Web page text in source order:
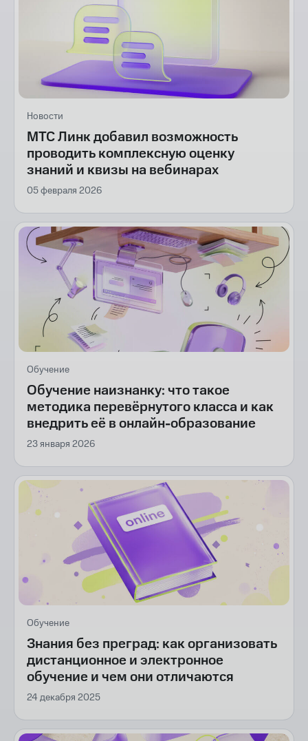
Новости
МТС Линк добавил возможность
проводить комплексную оценку
знаний и квизы на вебинарах
05 февраля 2026
Обучение
Обучение наизнанку: что такое
методика перевёрнутого класса и как
внедрить её в онлайн-образование
23 января 2026
Обучение
Знания без преград: как организовать
дистанционное и электронное
обучение и чем они отличаются
24 декабря 2025